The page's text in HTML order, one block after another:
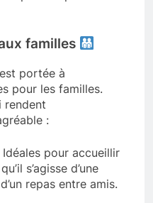
familles
portée à
pour les familles.
rendent
:
Idéales pour accueillir
s’agisse d’une
repas entre amis.